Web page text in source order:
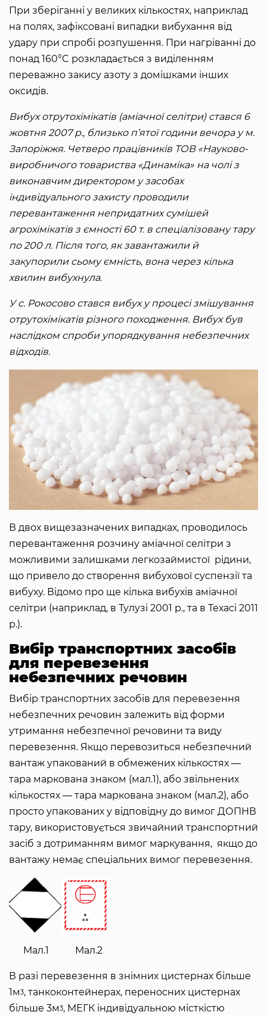
При зберіганні у великих кількостях, наприклад
на полях, зафіксовані випадки вибухання від
удару при спробі розпушення. При нагріванні до
понад 160°C розкладається з виділенням
переважно закису азоту з домішками інших
оксидів.
Вибух отрутохімікатів (аміачної селітри) стався 6
жовтня 2007 р., близько п’ятої години вечора у м.
Запоріжжя. Четверо працівників ТОВ «Науково-
виробничого товариства «Динаміка» на чолі з
виконавчим директором у засобах
індивідуального захисту проводили
перевантаження непридатних сумішей
агрохімікатів з ємності 60 т. в спеціалізовану тару
по 200 л. Після того, як завантажили й
закупорили сьому ємність, вона через кілька
хвилин вибухнула.
У с. Рокосово стався вибух у процесі змішування
отрутохімікатів різного походження. Вибух був
наслідком спроби упорядкування небезпечних
відходів.
В двох вищезазначених випадках, проводилось
перевантаження розчину аміачної селітри з
можливими залишками легкозаймистої рідини,
що привело до створення вибухової суспензії та
вибуху. Відомо про ще кілька вибухів аміачної
селітри (наприклад, в Тулузі 2001 р., та в Техасі 2011
р.).
Вибір транспортних засобів
для перевезення
небезпечних речовин
Вибір транспортних засобів для перевезення
небезпечних речовин залежить від форми
утримання небезпечної речовини та виду
перевезення. Якщо перевозиться небезпечний
вантаж упакований в обмежених кількостях ―
тара маркована знаком (мал.1), або звільнених
кількостях ― тара маркована знаком (мал.2), або
просто упакованих у відповідну до вимог ДОПНВ
тару, використовується звичайний транспортний
засіб з дотриманням вимог маркування, якщо до
вантажу немає спеціальних вимог перевезення.
Мал.1 Мал.2
В разі перевезення в знімних цистернах більше
1мᶾ, танкоконтейнерах, переносних цистернах
більше 3мᶾ, МЕГК індивідуальною місткістю